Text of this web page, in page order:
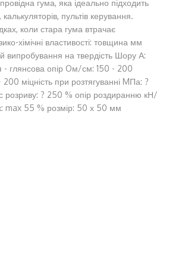
гума, яка ідеально підходить
пультів керування.
коли стара гума втрачає
хімічні властивості: товщина мм
випробування на твердість Шору А:
глянсова опір Oм/см: 150 - 200
200 міцність при розтягуванні MПа: ?
розриву: ? 250 % опір роздиранню кН/
max 55 % розмір: 50 х 50 мм